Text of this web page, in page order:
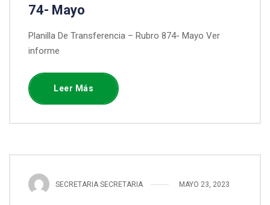
74- Mayo
Planilla De Transferencia – Rubro 874- Mayo Ver
informe
Leer Más
SECRETARIA SECRETARIA MAYO 23, 2023